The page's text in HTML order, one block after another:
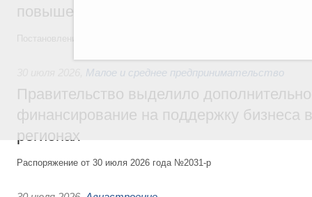
повышения доступности нефтепродуктов
Малое и среднее предпринимательство
Правительство выделило
финансирование на поддержку бизнеса
регионах
Распоряжение от 30 июля 2026 года №2031-р